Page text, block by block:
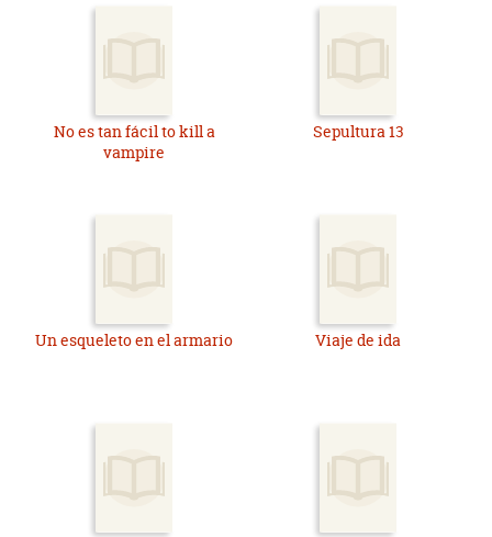
No es tan fácil to kill a
vampire
Sepultura 13
Un esqueleto en el armario Viaje de ida